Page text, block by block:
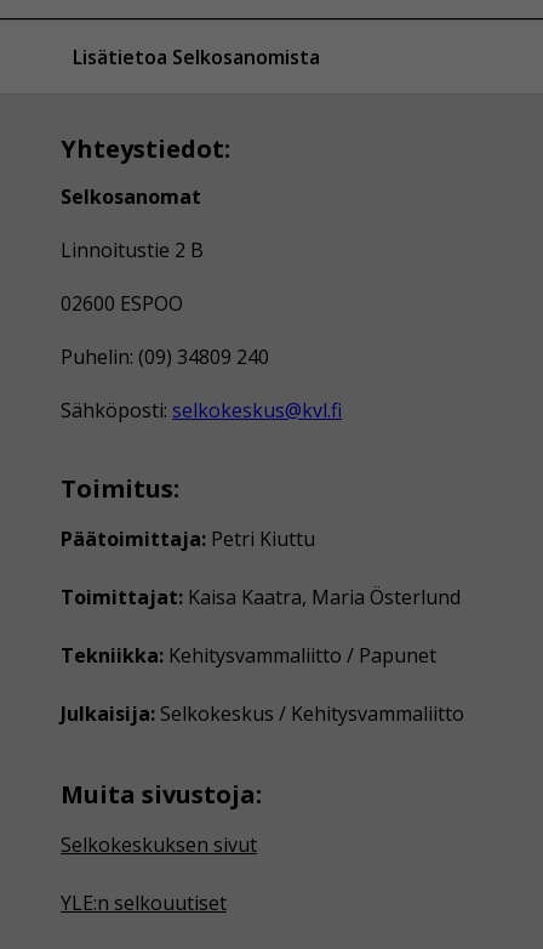
Lisätietoa Selkosanomista
Yhteystiedot:
Selkosanomat
Linnoitustie 2 B
02600 ESPOO
Puhelin: (09) 34809 240
Sähköposti: selkokeskus@kvl.fi
Toimitus:
Päätoimittaja: Petri Kiuttu
Toimittajat: Kaisa Kaatra, Maria Österlund
Tekniikka: Kehitysvammaliitto / Papunet
Julkaisija: Selkokeskus / Kehitysvammaliitto
Muita sivustoja:
Selkokeskuksen sivut
YLE:n selkouutiset